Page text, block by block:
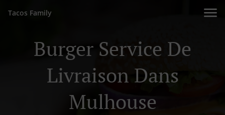
Tacos Family
Burger Service De
Livraison Dans
Mulhouse